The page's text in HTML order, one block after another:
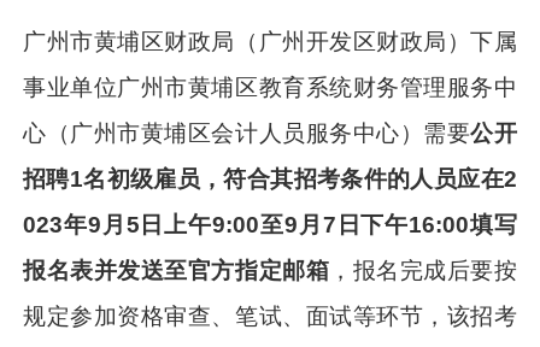
广州市黄埔区财政局（广州开发区财政局）下属
事业单位广州市黄埔区教育系统财务管理服务中
心（广州市黄埔区会计人员服务中心）需要公开
招聘1名初级雇员，符合其招考条件的人员应在2
023年9月5日上午9:00至9月7日下午16:00填写
报名表并发送至官方指定邮箱 ，报名完成后要按
规定参加资格审查、笔试、面试等环节，该招考